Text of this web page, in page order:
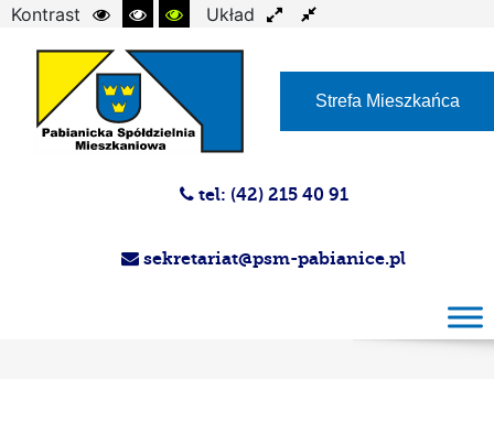
Kontrast
Układ
Strefa Mieszkańca
tel: (42) 215 40 91
sekretariat@psm-pabianice.pl
wodomierzy w 2024 r. – Administracja nr 2